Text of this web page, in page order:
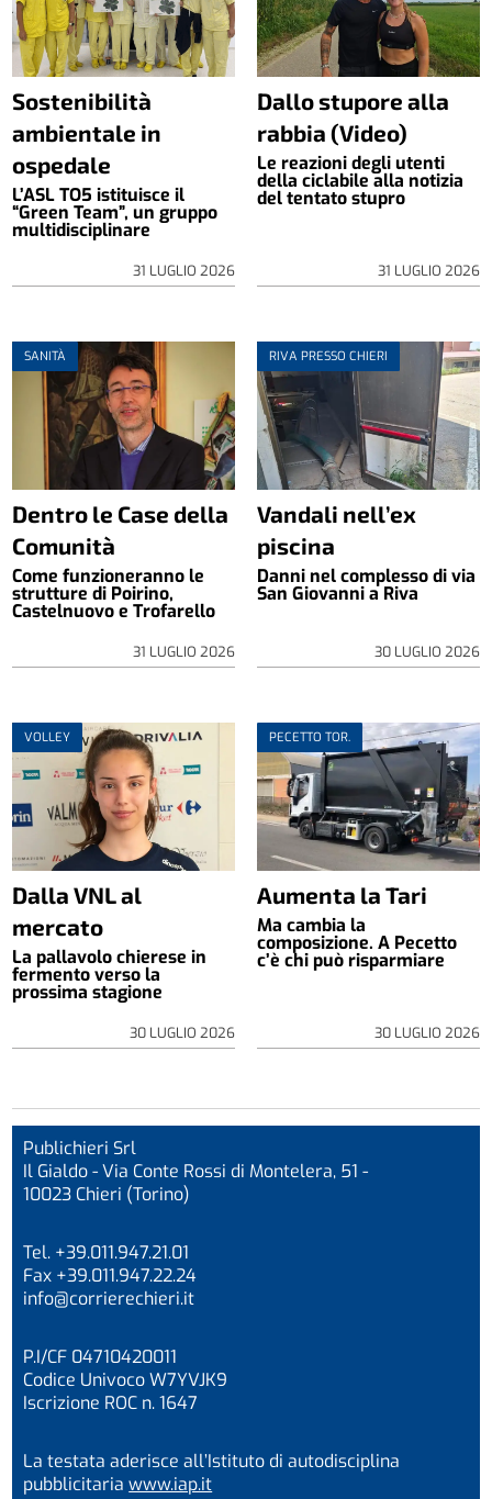
Sostenibilità
ambientale in
ospedale
L’ASL TO5 istituisce il
“Green Team”, un gruppo
multidisciplinare
31 LUGLIO 2026
Dallo stupore alla
rabbia (Video)
Le reazioni degli utenti
della ciclabile alla notizia
del tentato stupro
31 LUGLIO 2026
SANITÀ
Dentro le Case della
Comunità
Come funzioneranno le
strutture di Poirino,
Castelnuovo e Trofarello
31 LUGLIO 2026
RIVA PRESSO CHIERI
Vandali nell’ex
piscina
Danni nel complesso di via
San Giovanni a Riva
30 LUGLIO 2026
VOLLEY
Dalla VNL al
mercato
La pallavolo chierese in
fermento verso la
prossima stagione
30 LUGLIO 2026
PECETTO TOR.
Aumenta la Tari
Ma cambia la
composizione. A Pecetto
c’è chi può risparmiare
30 LUGLIO 2026
Publichieri Srl
Il Gialdo - Via Conte Rossi di Montelera, 51 -
10023 Chieri (Torino)
Tel. +39.011.947.21.01
Fax +39.011.947.22.24
info@corrierechieri.it
P.I/CF 04710420011
Codice Univoco W7YVJK9
Iscrizione ROC n. 1647
La testata aderisce all’Istituto di autodisciplina
pubblicitariawww.iap.it